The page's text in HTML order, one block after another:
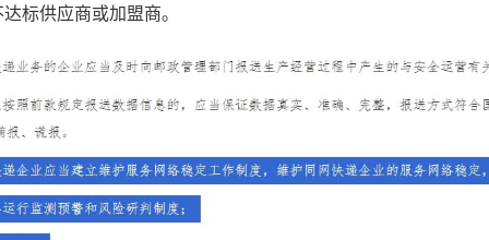
标供应商或加盟商。